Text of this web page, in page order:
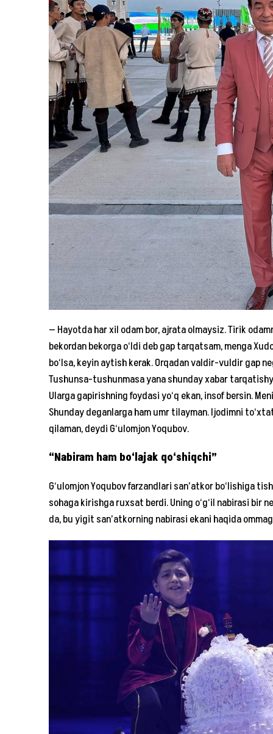
— Hayotda har xil odam bor, ajrata olmaysiz. Tirik
bekordan bekorga o‘ldi deb gap tarqatsam, menga
bo‘lsa, keyin aytish kerak. Orqadan valdir-vuldir gap
Tushunsa-tushunmasa yana shunday xabar
Ularga gapirishning foydasi yo‘q ekan, insof bersin.
Shunday deganlarga ham umr tilayman. Ijodimni
qilaman, deydi G‘ulomjon Yoqubov.
“Nabiram ham bo‘lajak qo‘shiqchi”
G‘ulomjon Yoqubov farzandlari san’atkor bo‘lishiga
sohaga kirishga ruxsat berdi. Uning o‘g‘il nabirasi bir
da, bu yigit san’atkorning nabirasi ekani haqida